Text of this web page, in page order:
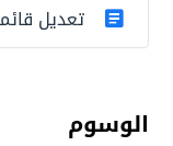
تعديل
الوسوم